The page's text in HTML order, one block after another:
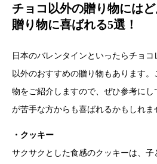
チョコ以外の贈り物には
贈り物に喜ばれる5選！
日本のバレンタインといったらチョ
以外のおすすめの贈り物もあります
物をご紹介しますので、ぜひ参考に
が苦手な方からも喜ばれるかもしれま
・クッキー
サクサクとした食感のクッキーは、